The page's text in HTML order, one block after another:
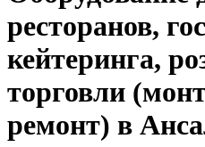
ресторанов,
кейтеринга,
торговли
ремонт) в